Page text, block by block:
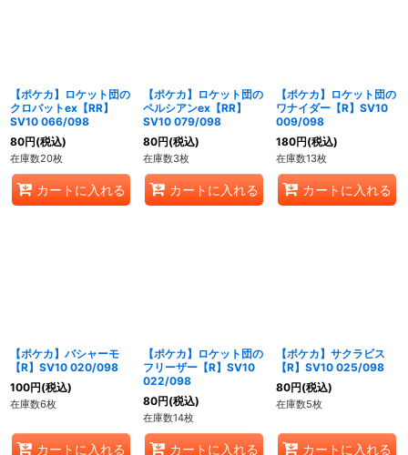
【ポケカ】ロケット団の
クロバットex【RR】
SV10 066/098
80円(税込)
在庫数20枚
カートに入れる
【ポケカ】ロケット団の
ペルシアンex【RR】
SV10 079/098
80円(税込)
在庫数3枚
カートに入れる
【ポケカ】ロケット団の
ワナイダー【R】SV10
009/098
180円(税込)
在庫数13枚
カートに入れる
【ポケカ】バシャーモ
【R】SV10 020/098
100円(税込)
在庫数6枚
カートに入れる
【ポケカ】ロケット団の
フリーザー【R】SV10
022/098
80円(税込)
在庫数14枚
カートに入れる
【ポケカ】サクラビス
【R】SV10 025/098
80円(税込)
在庫数5枚
カートに入れる